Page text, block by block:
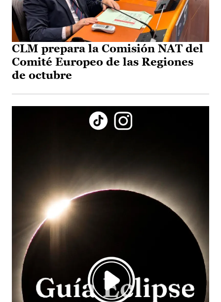
CLM prepara la Comisión NAT del
Comité Europeo de las Regiones
de octubre